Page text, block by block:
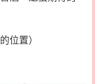
位置）